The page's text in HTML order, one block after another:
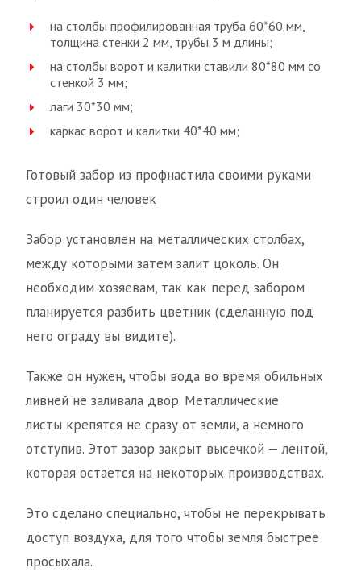
на столбы профилированная труба 60*60 мм,
толщина стенки 2 мм, трубы 3 м длины;
на столбы ворот и калитки ставили 80*80 мм со
стенкой 3 мм;
лаги 30*30 мм;
каркас ворот и калитки 40*40 мм;
Готовый забор из профнастила своими руками
строил один человек
Забор установлен на металлических столбах,
между которыми затем залит цоколь. Он
необходим хозяевам, так как перед забором
планируется разбить цветник (сделанную под
него ограду вы видите).
Также он нужен, чтобы вода во время обильных
ливней не заливала двор. Металлические
листы крепятся не сразу от земли, а немного
отступив. Этот зазор закрыт высечкой — лентой,
которая остается на некоторых производствах.
Это сделано специально, чтобы не перекрывать
доступ воздуха, для того чтобы земля быстрее
просыхала.